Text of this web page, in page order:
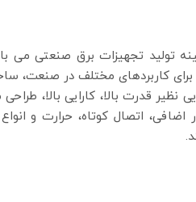
تولید تجهیزات برق صنعتی می
برای کاربردهای مختلف در صنعت،
قدرت بالا، کارایی بالا،
اتصال کوتاه، حرارت و